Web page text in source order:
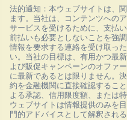
法的通知：本ウェブサイトは、
ます。当社は、コンテンツへの
サービスを受けるために、支払
前払いも必要としないことを強
情報を要求する連絡を受け取っ
い。当社の目標は、有用かつ最
よび販促キャンペーンのオファ
に最新であるとは限りません。
約を金融機関に直接確認するこ
よる承認、信用限度額、または
ウェブサイトは情報提供のみを
門的アドバイスとして解釈され